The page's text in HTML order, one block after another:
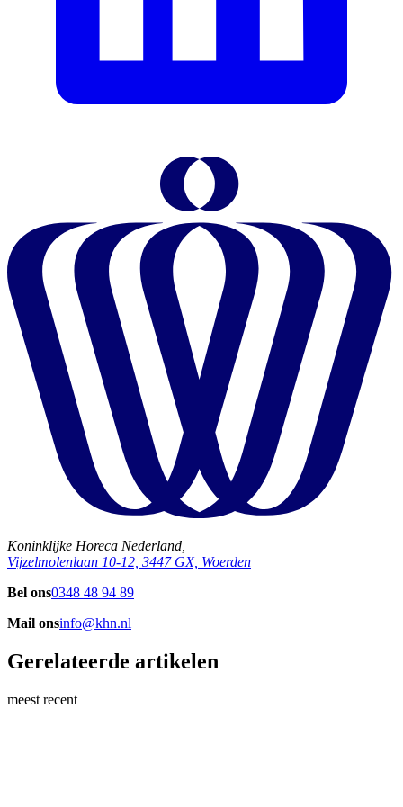
Koninklijke Horeca Nederland,
Vijzelmolenlaan 10-12, 3447 GX, Woerden
Bel ons0348 48 94 89
Mail onsinfo@khn.nl
Gerelateerde artikelen
meest recent